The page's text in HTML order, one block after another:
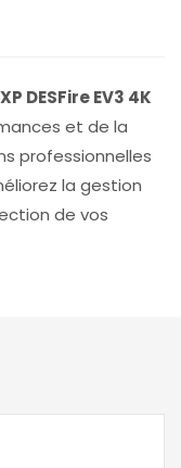
DESFire EV3 4K
et de la
professionnelles
la gestion
de vos